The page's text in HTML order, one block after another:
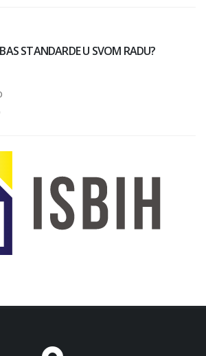
STANDARDE U SVOM RADU?